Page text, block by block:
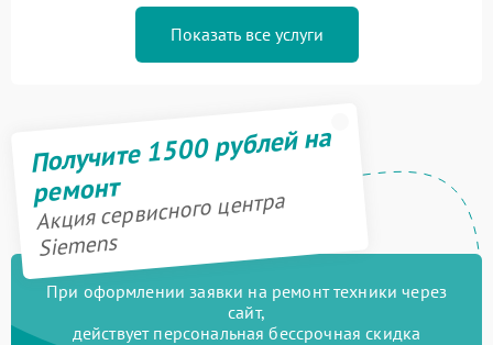
Показать все услуги
Получите 1500 рублей на
ремонт
Акция сервисного центра
Siemens
При оформлении заявки на ремонт техники через
сайт,
действует персональная бессрочная скидка